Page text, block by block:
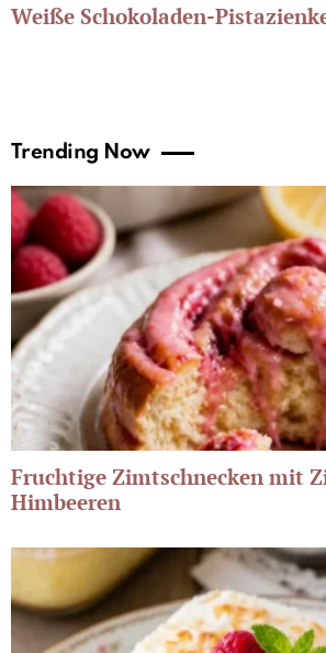
Weiße Schokoladen-
Trending Now
Fruchtige Zimtschnecken mit
Himbeeren